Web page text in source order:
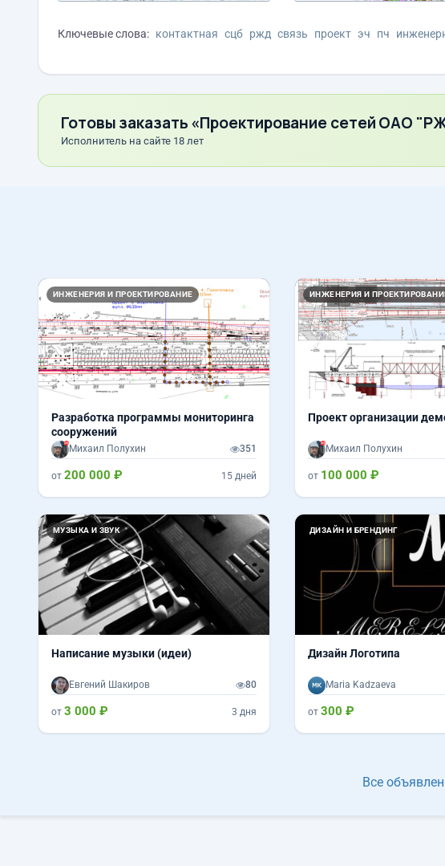
Ключевые слова: контактная сцб ржд связь проект эч пч
Готовы заказать «Проектирование сетей ОАО
Исполнитель на сайте 18 лет
ИНЖЕНЕРИЯ И ПРОЕКТИРОВАНИЕ
Назад Вперед
Разработка программы мониторинга
сооружений
Михаил Полухин 351
от 200 000 ₽ 15 дней
ИНЖЕНЕРИЯ И
Назад
Проект организации
Михаил Полухин
от 100 000 ₽
МУЗЫКА И ЗВУК
Написание музыки (идеи)
Евгений Шакиров 80
от 3 000 ₽ 3 дня
ДИЗАЙН И БРЕНДИНГ
Дизайн Логотипа
Maria Kadzaeva
от 300 ₽
Все